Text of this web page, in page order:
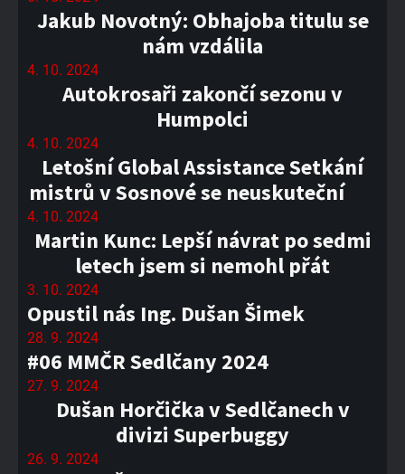
Jakub Novotný: Obhajoba titulu se
nám vzdálila
4. 10. 2024
Autokrosaři zakončí sezonu v
Humpolci
4. 10. 2024
Letošní Global Assistance Setkání
mistrů v Sosnové se neuskuteční
4. 10. 2024
Martin Kunc: Lepší návrat po sedmi
letech jsem si nemohl přát
3. 10. 2024
Opustil nás Ing. Dušan Šimek
28. 9. 2024
#06 MMČR Sedlčany 2024
27. 9. 2024
Dušan Horčička v Sedlčanech v
divizi Superbuggy
26. 9. 2024